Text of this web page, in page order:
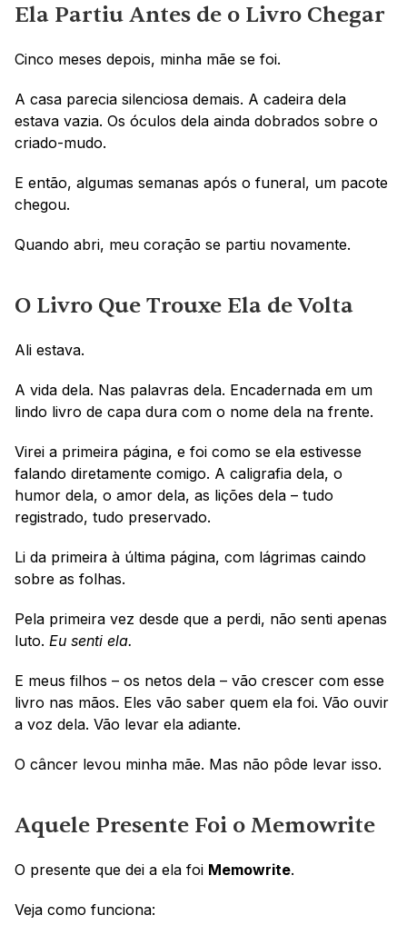
Ela Partiu Antes de o Livro Chegar
Cinco meses depois, minha mãe se foi.
A casa parecia silenciosa demais. A cadeira dela
estava vazia. Os óculos dela ainda dobrados sobre o
criado-mudo.
E então, algumas semanas após o funeral, um pacote
chegou.
Quando abri, meu coração se partiu novamente.
O Livro Que Trouxe Ela de Volta
Ali estava.
A vida dela. Nas palavras dela. Encadernada em um
lindo livro de capa dura com o nome dela na frente.
Virei a primeira página, e foi como se ela estivesse
falando diretamente comigo. A caligrafia dela, o
humor dela, o amor dela, as lições dela – tudo
registrado, tudo preservado.
Li da primeira à última página, com lágrimas caindo
sobre as folhas.
Pela primeira vez desde que a perdi, não senti apenas
luto. Eu senti ela.
E meus filhos – os netos dela – vão crescer com esse
livro nas mãos. Eles vão saber quem ela foi. Vão ouvir
a voz dela. Vão levar ela adiante.
O câncer levou minha mãe. Mas não pôde levar isso.
Aquele Presente Foi o Memowrite
O presente que dei a ela foi Memowrite.
Veja como funciona: